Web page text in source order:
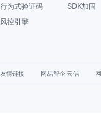
行为式验证码
风控引擎
SDK加固
友情链接 网易智企·云信